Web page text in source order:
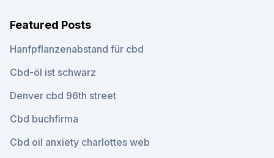
Featured Posts
Hanfpflanzenabstand für cbd
Cbd-öl ist schwarz
Denver cbd 96th street
Cbd buchfirma
Cbd oil anxiety charlottes web